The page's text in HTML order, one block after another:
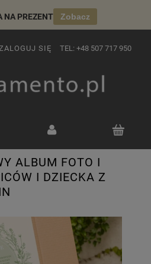
NA PREZENT Zobacz
SIĘ TEL: +48 507 717 950
ALBUM FOTO I
I DZIECKA Z